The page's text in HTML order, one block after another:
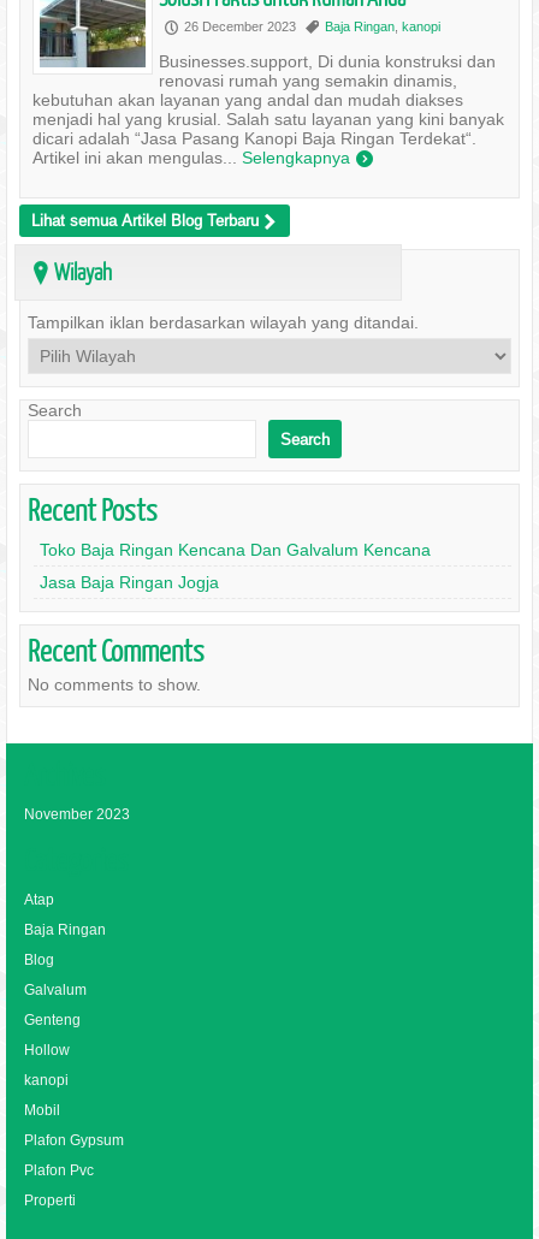
P 26 December 2023 , Baja Ringan, kanopi
Businesses.support, Di dunia konstruksi dan
renovasi rumah yang semakin dinamis,
kebutuhan akan layanan yang andal dan mudah diakses
menjadi hal yang krusial. Salah satu layanan yang kini banyak
dicari adalah “Jasa Pasang Kanopi Baja Ringan Terdekat“.
Artikel ini akan mengulas... Selengkapnya )
Lihat semua Artikel Blog Terbaru >
? Wilayah
Tampilkan iklan berdasarkan wilayah yang ditandai.
Search
Search
Recent Posts
Toko Baja Ringan Kencana Dan Galvalum Kencana
Jasa Baja Ringan Jogja
Recent Comments
No comments to show.
November 2023
Atap
Baja Ringan
Blog
Galvalum
Genteng
Hollow
kanopi
Mobil
Plafon Gypsum
Plafon Pvc
Properti